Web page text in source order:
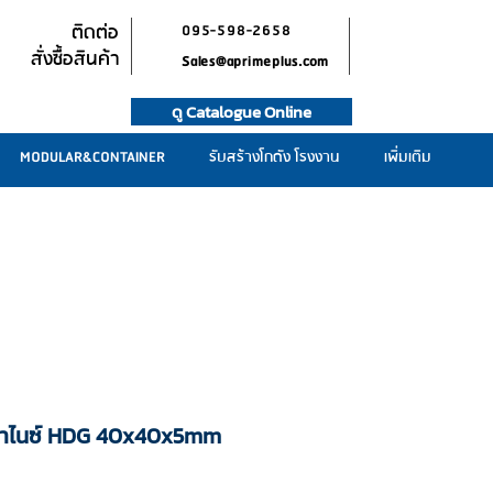
ติดต่อ
สั่งซื้อสินค้า
095-598-2658
Sales@aprimeplus.com
ดู Catalogue Online
MODULAR&CONTAINER รับสร้างโกดัง โรงงาน เพิ่มเติม
นซ์ HDG 40x40x5mm